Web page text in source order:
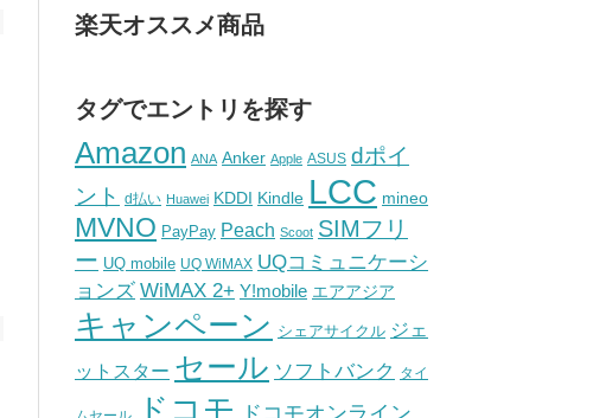
楽天オススメ商品
タグでエントリを探す
Amazon ANA Anker Apple ASUS dポイ
ント
d払い Huawei KDDI Kindle LCC mineo
MVNO PayPay Peach Scoot SIMフリ
ー UQ mobile UQ WiMAX UQコミュニケーシ
ョンズ WiMAX 2+ Y!mobile エアアジア
キャンペーン シェアサイクル ジェ
ットスター セール ソフトバンク タイ
ドコモ
ドコモオンライン